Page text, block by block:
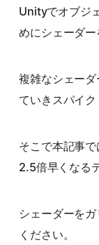
Unityでオブジ
めにシェーダー
複雑なシェー
ていきスパイク
そこで本記事
2.5倍早くなる
シェーダーを
ください。